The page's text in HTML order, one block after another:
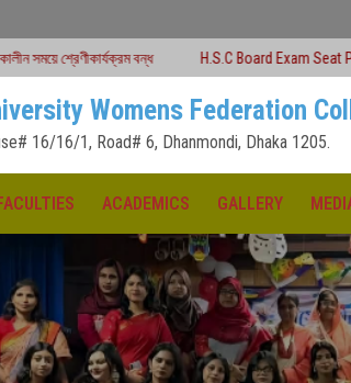
বন্ধ H.S.C Board Exam Seat Plan ( TEJGAON
Womens Federation
16/16/1, Road# 6, Dhanmondi, Dhaka 1205.
ACADEMICS GALLERY